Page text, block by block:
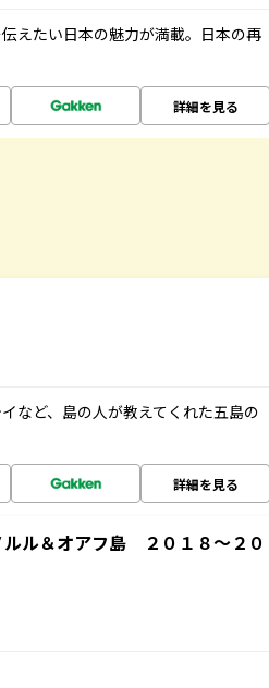
えたい日本の魅力が満載。日本の再
詳細を見る
など、島の人が教えてくれた五島の
詳細を見る
ル＆オアフ島 ２０１８～２０